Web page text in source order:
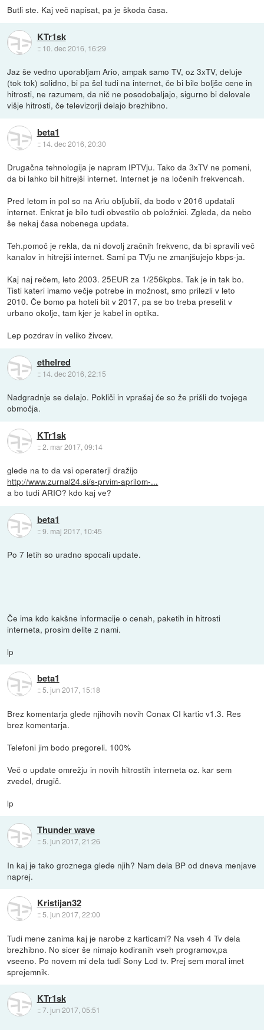
Butli ste. Kaj več napisat, pa je škoda časa.
KTr1sk
:: 10. dec 2016, 16:29
Jaz še vedno uporabljam Ario, ampak samo TV, oz 3xTV, deluje
(tok tok) solidno, bi pa šel tudi na internet, če bi bile boljše cene in
hitrosti, ne razumem, da nič ne posodobaljajo, sigurno bi delovale
višje hitrosti, če televizorji delajo brezhibno.
beta1
:: 14. dec 2016, 20:30
Drugačna tehnologija je napram IPTVju. Tako da 3xTV ne pomeni,
da bi lahko bil hitrejši internet. Internet je na ločenih frekvencah.
Pred letom in pol so na Ariu obljubili, da bodo v 2016 updatali
internet. Enkrat je bilo tudi obvestilo ob položnici. Zgleda, da nebo
še nekaj časa nobenega updata.
Teh.pomoč je rekla, da ni dovolj zračnih frekvenc, da bi spravili več
kanalov in hitrejši internet. Sami pa TVju ne zmanjšujejo kbps-ja.
Kaj naj rečem, leto 2003. 25EUR za 1/256kpbs. Tak je in tak bo.
Tisti kateri imamo večje potrebe in možnost, smo prilezli v leto
2010. Če bomo pa hoteli bit v 2017, pa se bo treba preselit v
urbano okolje, tam kjer je kabel in optika.
Lep pozdrav in veliko živcev.
ethelred
:: 14. dec 2016, 22:15
Nadgradnje se delajo. Pokliči in vprašaj če so že prišli do tvojega
območja.
KTr1sk
::2. mar 2017, 09:14
glede na to da vsi operaterji dražijo
http://www.zurnal24.si/s-prvim-aprilom-...
a bo tudi ARIO? kdo kaj ve?
beta1
::9. maj 2017, 10:45
Po 7 letih so uradno spocali update.
Če ima kdo kakšne informacije o cenah, paketih in hitrosti
interneta, prosim delite z nami.
lp
beta1
::5. jun 2017, 15:18
Brez komentarja glede njihovih novih Conax CI kartic v1.3. Res
brez komentarja.
Telefoni jim bodo pregoreli. 100%
Več o update omrežju in novih hitrostih interneta oz. kar sem
zvedel, drugič.
lp
Thunder wave
:: 5. jun 2017, 21:26
In kaj je tako groznega glede njih? Nam dela BP od dneva menjave
naprej.
Kristijan32
::5. jun 2017, 22:00
Tudi mene zanima kaj je narobe z karticami? Na vseh 4 Tv dela
brezhibno. No sicer še nimajo kodiranih vseh programov,pa
vseeno. Po novem mi dela tudi Sony Lcd tv. Prej sem moral imet
sprejemnik.
KTr1sk
::7. jun 2017, 05:51